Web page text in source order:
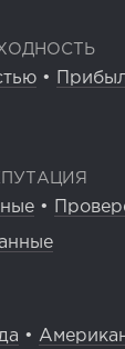
•
•
•